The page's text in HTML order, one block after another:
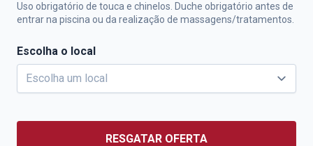
Uso obrigatório de touca e chinelos. Duche obrigatório antes de
entrar na piscina ou da realização de massagens/tratamentos.
Escolha o local
RESGATAR OFERTA